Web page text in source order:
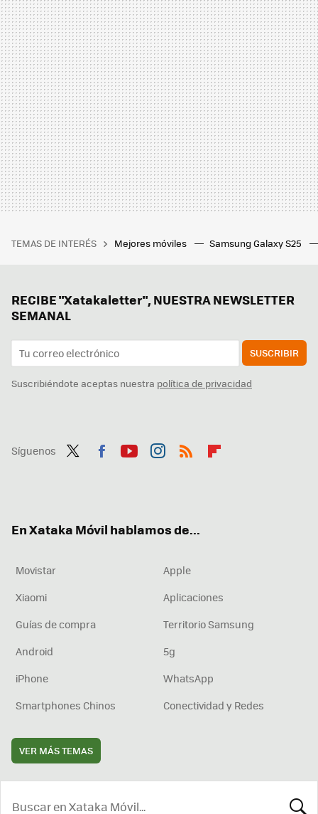
TEMAS DE INTERÉS Mejores móviles Samsung Galaxy S25
RECIBE "Xatakaletter", NUESTRA NEWSLETTER
SEMANAL
SUSCRIBIR
Suscribiéndote aceptas nuestra política de privacidad
Síguenos
En Xataka Móvil hablamos de...
Movistar
Apple
Xiaomi
Aplicaciones
Guías de compra
Territorio Samsung
Android
5g
iPhone
WhatsApp
Smartphones Chinos
Conectividad y Redes
VER MÁS TEMAS